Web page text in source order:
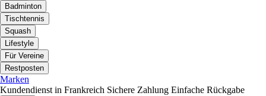
Badminton
Tischtennis
Squash
Lifestyle
Für Vereine
Restposten
Marken
Kundendienst in Frankreich Sichere Zahlung Einfache Rückgabe